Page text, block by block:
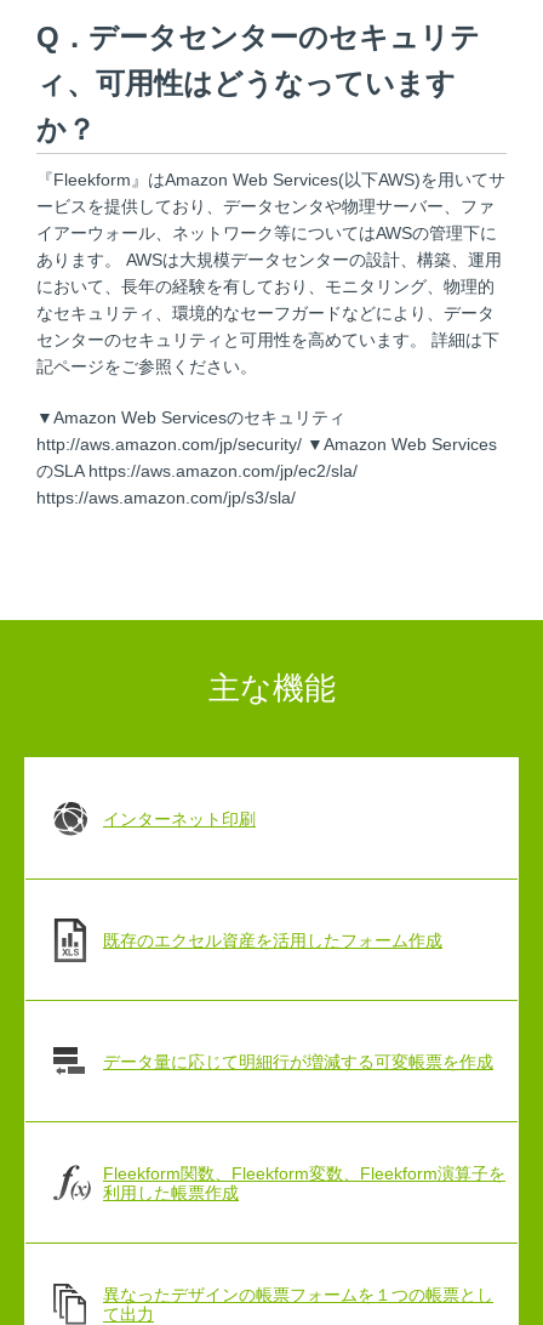
Q．データセンターのセキュリテ
ィ、可用性はどうなっています
か？
『Fleekform』はAmazon Web Services(以下AWS)を用いてサ
ービスを提供しており、データセンタや物理サーバー、ファ
イアーウォール、ネットワーク等についてはAWSの管理下に
あります。 AWSは大規模データセンターの設計、構築、運用
において、長年の経験を有しており、モニタリング、物理的
なセキュリティ、環境的なセーフガードなどにより、データ
センターのセキュリティと可用性を高めています。 詳細は下
記ページをご参照ください。
▼Amazon Web Servicesのセキュリティ
http://aws.amazon.com/jp/security/ ▼Amazon Web Services
のSLA https://aws.amazon.com/jp/ec2/sla/
https://aws.amazon.com/jp/s3/sla/
主な機能
インターネット印刷
既存のエクセル資産を活用したフォーム作成
データ量に応じて明細行が増減する可変帳票を作成
Fleekform関数、Fleekform変数、Fleekform演算子を
利用した帳票作成
異なったデザインの帳票フォームを１つの帳票とし
て出力